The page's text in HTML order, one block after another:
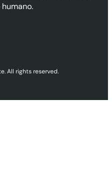
All rights reserved.